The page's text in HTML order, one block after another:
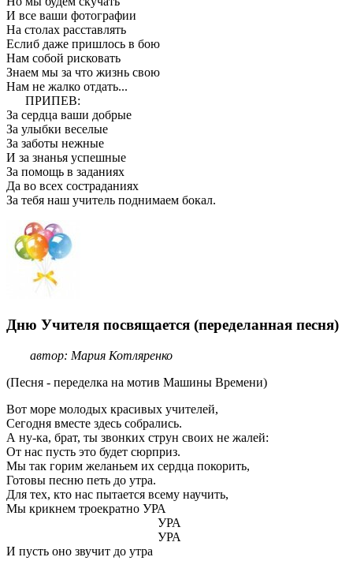
И все ваши фотографии
На столах расставлять
Еслиб даже пришлось в бою
Нам собой рисковать
Знаем мы за что жизнь свою
Нам не жалко отдать...
ПРИПЕВ:
За сердца ваши добрые
За улыбки веселые
За заботы нежные
И за знанья успешные
За помощь в заданиях
Да во всех состраданиях
За тебя наш учитель поднимаем бокал.
Дню Учителя посвящается (переделанная песня)
автор: Мария Котляренко
(Песня - переделка на мотив Машины Времени)
Вот море молодых красивых учителей,
Сегодня вместе здесь собрались.
А ну-ка, брат, ты звонких струн своих не жалей:
От нас пусть это будет сюрприз.
Мы так горим желаньем их сердца покорить,
Готовы песню петь до утра.
Для тех, кто нас пытается всему научить,
Мы крикнем троекратно УРА
УРА
УРА
И пусть оно звучит до утра